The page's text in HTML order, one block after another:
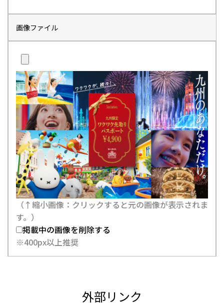
画像ファイル
（↑縮小画像：クリックすると元の画像が表示されま
す。）
掲載中の画像を削除する
※400px以上推奨
外部リンク